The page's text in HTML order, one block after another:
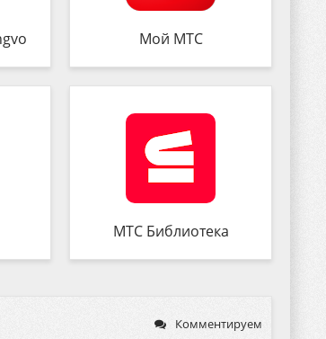
Мой МТС
МТС Библиотека
Комментируем